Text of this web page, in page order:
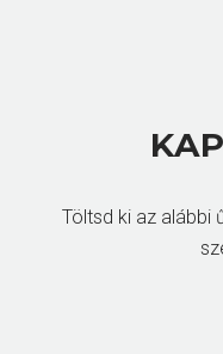
Töltsd ki az alábbi